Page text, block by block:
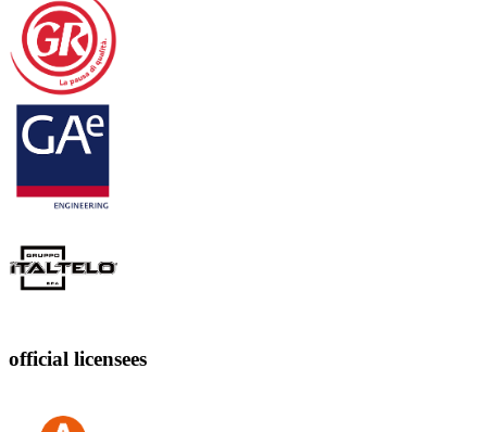
official licensees